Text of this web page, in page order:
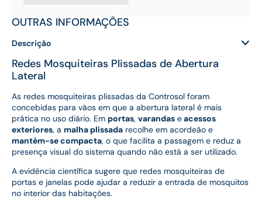
OUTRAS INFORMAÇÕES
Descrição
Redes Mosquiteiras Plissadas de Abertura
Lateral
As redes mosquiteiras plissadas da Controsol foram
concebidas para vãos em que a abertura lateral é mais
prática no uso diário. Em portas, varandas eacessos
exteriores, a malha plissada recolhe em acordeão e
mantém-se compacta, o que facilita a passagem e reduz a
presença visual do sistema quando não está a ser utilizado.
A evidência científica sugere que redes mosquiteiras de
portas e janelas pode ajudar a reduzir a entrada de mosquitos
no interior das habitações.